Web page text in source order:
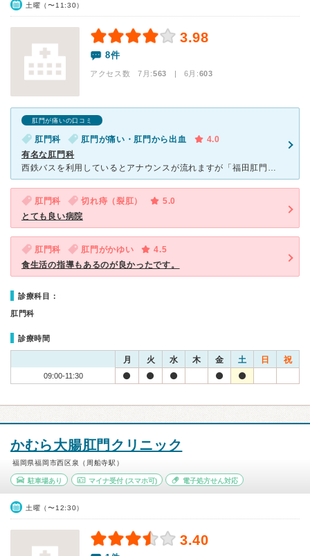
土曜（〜11:30）
3.98
8件
アクセス数 7月:563 | 6月:603
肛門が痛いの口コミ
肛門科 肛門が痛い・肛門から出血
4.0
有名な肛門科
西鉄バスを利用しているとアナウンスが流れますが「福田肛門科医院へお越しの方は～…」 そんな馴染みがあり、通院することに決めました。 症状は排便痛と出血、残便感です。 たんなる裂肛でしたらしば
肛門科 切れ痔（裂肛）
5.0
とても良い病院
肛門科 肛門がかゆい
4.5
食生活の指導もあるのが良かったです。
診療科目：
肛門科
診療時間
月 火 水 木 金 土 日 祝
09:00-11:30
かむら大腸肛門クリニック
福岡県福岡市西区泉（周船寺駅）
駐車場あり マイナ受付(スマホ可) 電子処方せん対応
土曜（〜12:30）
3.40